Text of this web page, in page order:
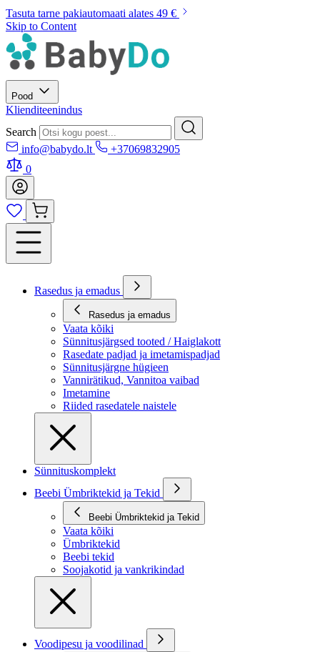
Tasuta tarne pakiautomaati alates 49 €
Skip to Content
Pood
Klienditeenindus
Search
info@babydo.lt
+37069832905
0
Rasedus ja emadus
Rasedus ja emadus
Vaata kõiki
Sünnitusjärgsed tooted / Haiglakott
Rasedate padjad ja imetamispadjad
Sünnitusjärgne hügieen
Vannirätikud, Vannitoa vaibad
Imetamine
Riided rasedatele naistele
Sünnituskomplekt
Beebi Ümbriktekid ja Tekid
Beebi Ümbriktekid ja Tekid
Vaata kõiki
Ümbriktekid
Beebi tekid
Soojakotid ja vankrikindad
Voodipesu ja voodilinad